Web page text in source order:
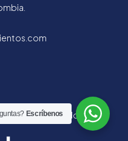
reservados.
Escríbenos